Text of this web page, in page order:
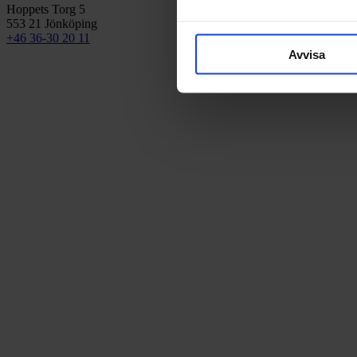
Avvisa
Hoppets Torg 5
553 21 Jönköping
+46 36-30 20 11